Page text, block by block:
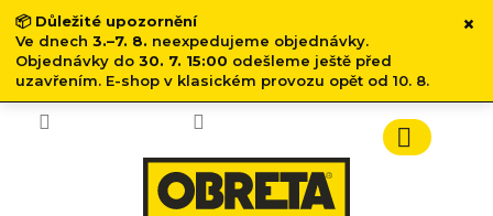
📦 Důležité upozornění
Ve dnech 3.–7. 8. neexpedujeme objednávky.
Objednávky do 30. 7. 15:00 odešleme ještě před
uzavřením. E-shop v klasickém provozu opět od 10. 8.
×
Přejít
obsah
Nákupní
košík